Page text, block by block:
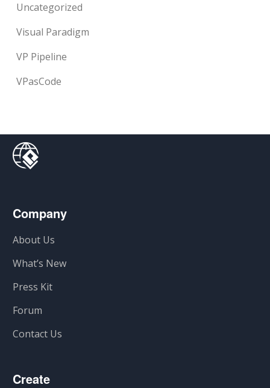
Uncategorized
Visual Paradigm
VP Pipeline
VPasCode
Company
About Us
What’s New
Press Kit
Forum
Contact Us
Create